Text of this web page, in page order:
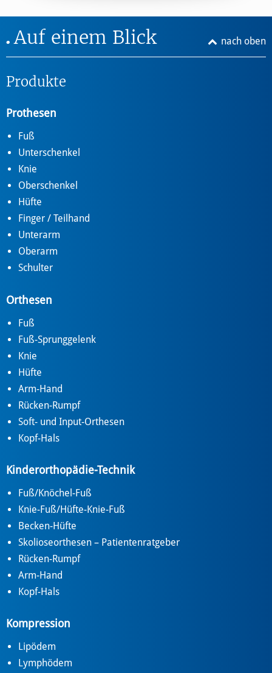
nach oben
Auf einem Blick
Produkte
Prothesen
Fuß
Unterschenkel
Knie
Oberschenkel
Hüfte
Finger / Teilhand
Unterarm
Oberarm
Schulter
Orthesen
Fuß
Fuß-Sprunggelenk
Knie
Hüfte
Arm-Hand
Rücken-Rumpf
Soft- und Input-Orthesen
Kopf-Hals
Kinderorthopädie-Technik
Fuß/Knöchel-Fuß
Knie-Fuß/Hüfte-Knie-Fuß
Becken-Hüfte
Skolioseorthesen – Patientenratgeber
Rücken-Rumpf
Arm-Hand
Kopf-Hals
Kompression
Lipödem
Lymphödem